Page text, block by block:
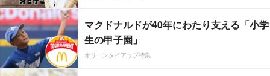
マクドナルドが40年にわたり支える「小学
生の甲子園」
オリコンタイアップ特集